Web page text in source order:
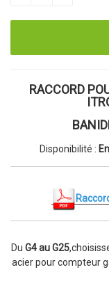
RACCORD
Disponibilité :
Du G4 au G25
acier pour compteur